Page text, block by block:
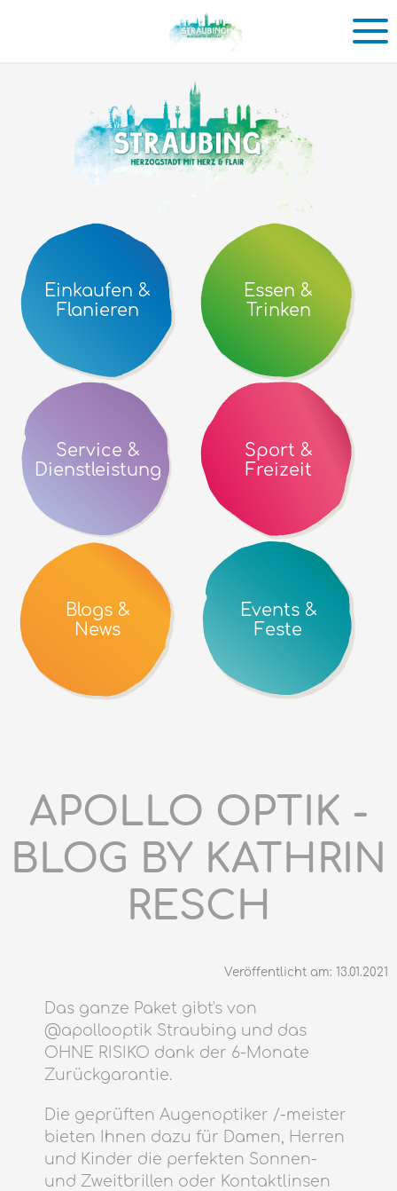
Einkaufen
in
Straubing
Einkaufen &
Flanieren
Essen &
Trinken
Service &
Dienstleistung
Sport &
Freizeit
Blogs &
News
Events &
Feste
APOLLO OPTIK -
BLOG BY KATHRIN
RESCH
Veröffentlicht am: 13.01.2021
Das ganze Paket gibt's von
@apollooptik Straubing und das
OHNE RISIKO dank der 6-Monate
Zurückgarantie.
Die geprüften Augenoptiker /-meister
bieten Ihnen dazu für Damen, Herren
und Kinder die perfekten Sonnen-
und Zweitbrillen oder Kontaktlinsen